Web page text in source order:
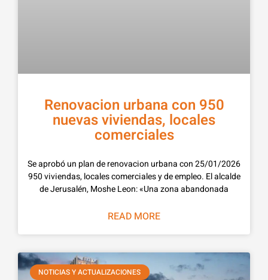
Renovacion urbana con 950
nuevas viviendas, locales
comerciales
25/01/2026 Se aprobó un plan de renovacion urbana con
950 viviendas, locales comerciales y de empleo. El alcalde
de Jerusalén, Moshe Leon: «Una zona abandonada
READ MORE
NOTICIAS Y ACTUALIZACIONES